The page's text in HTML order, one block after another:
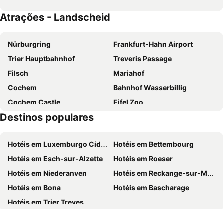
Atrações - Landscheid
Nürburgring
Frankfurt-Hahn Airport
Trier Hauptbahnhof
Treveris Passage
Filsch
Mariahof
Cochem
Bahnhof Wasserbillig
Cochem Castle
Eifel Zoo
Cascade
Tarforst
Nürburg
Abtei Himmerod
Säubrenner-Kirmes
Eifelpark Amusement Park
Naturcamp Eifel
Meerfelder Maar
Bahnhof Erdorf
Zeltinger Hof
Destinos populares
Hotéis em Luxemburgo Cidade
Hotéis em Bettembourg
Hotéis em Esch-sur-Alzette
Hotéis em Roeser
Hotéis em Niederanven
Hotéis em Reckange-sur-Mess
Hotéis em Bona
Hotéis em Bascharage
Hotéis em Trier Treves